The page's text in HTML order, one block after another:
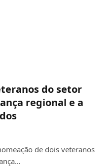
do setor
regional e a
de dois veteranos